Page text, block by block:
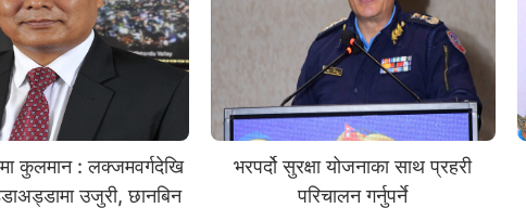
कुलमान : लक्जमवर्गदेखि
उजुरी, छानबिन
भरपर्दो सुरक्षा योजनाका साथ प्रहरी
परिचालन गर्नुपर्ने